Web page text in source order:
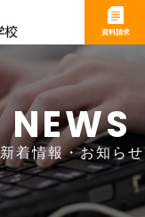
資料請求
NEWS
新着情報・お知らせ